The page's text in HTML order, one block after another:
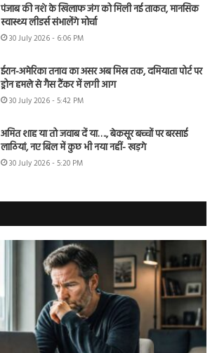
पंजाब की नशे के खिलाफ जंग को मिली नई ताकत, मानसिक
स्वास्थ्य लीडर्स संभालेंगे मोर्चा
30 July 2026 - 6:06 PM
ईरान-अमेरिका तनाव का असर अब मिस्र तक, दमियाता पोर्ट पर
ड्रोन हमले से गैस टैंकर में लगी आग
30 July 2026 - 5:42 PM
अमित शाह या तो जवाब दें या…., बेकसूर बच्चों पर बरसाई
लाठियां, नए बिल में कुछ भी नया नहीं- खड़गे
30 July 2026 - 5:20 PM